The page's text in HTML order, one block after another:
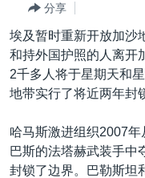
容
跳
转
到
跳
港澳
国际
最新国际新闻
印太
中东
欧洲
分类新闻
经济·金融·贸易
人权·法律·宗教
科教·文娱·体健
美中关系
热点专题
白宫要闻
VOA视频
分享
埃及暂时重新开放加沙
和持外国护照的人离开
2千多人将于星期天和
地带实行了将近两年封
哈马斯激进组织2007
巴斯的法塔赫武装手中
封锁了边界。巴勒斯坦